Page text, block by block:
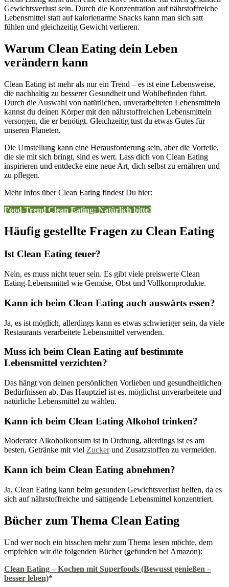
Gewichtsverlust sein. Durch die Konzentration auf nährstoffreiche
Lebensmittel statt auf kalorienarme Snacks kann man sich satt
fühlen und gleichzeitig Gewicht verlieren.
Warum Clean Eating dein Leben
verändern kann
Clean Eating ist mehr als nur ein Trend – es ist eine Lebensweise,
die nachhaltig zu besserer Gesundheit und Wohlbefinden führt.
Durch die Auswahl von natürlichen, unverarbeiteten Lebensmitteln
kannst du deinen Körper mit den nährstoffreichen Lebensmitteln
versorgen, die er benötigt. Gleichzeitig tust du etwas Gutes für
unseren Planeten.
Die Umstellung kann eine Herausforderung sein, aber die Vorteile,
die sie mit sich bringt, sind es wert. Lass dich von Clean Eating
inspirieren und entdecke eine neue Art, dich selbst zu ernähren und
zu pflegen.
Mehr Infos über Clean Eating findest Du hier:
Food-Trend Clean Eating: Natürlich bitte!
Häufig gestellte Fragen zu Clean Eating
Ist Clean Eating teuer?
Nein, es muss nicht teuer sein. Es gibt viele preiswerte Clean
Eating-Lebensmittel wie Gemüse, Obst und Vollkornprodukte.
Kann ich beim Clean Eating auch auswärts essen?
Ja, es ist möglich, allerdings kann es etwas schwieriger sein, da viele
Restaurants verarbeitete Lebensmittel verwenden.
Muss ich beim Clean Eating auf bestimmte
Lebensmittel verzichten?
Das hängt von deinen persönlichen Vorlieben und gesundheitlichen
Bedürfnissen ab. Das Hauptziel ist es, möglichst unverarbeitete und
natürliche Lebensmittel zu wählen.
Kann ich beim Clean Eating Alkohol trinken?
Moderater Alkoholkonsum ist in Ordnung, allerdings ist es am
besten, Getränke mit viel Zuckerund Zusatzstoffen zu vermeiden.
Kann ich beim Clean Eating abnehmen?
Ja, Clean Eating kann beim gesunden Gewichtsverlust helfen, da es
sich auf nährstoffreiche und sättigende Lebensmittel konzentriert.
Bücher zum Thema Clean Eating
Und wer noch ein bisschen mehr zum Thema lesen möchte, dem
empfehlen wir die folgenden Bücher (gefunden bei Amazon):
Clean Eating – Kochen mit Superfoods (Bewusst genießen –
besser leben)*